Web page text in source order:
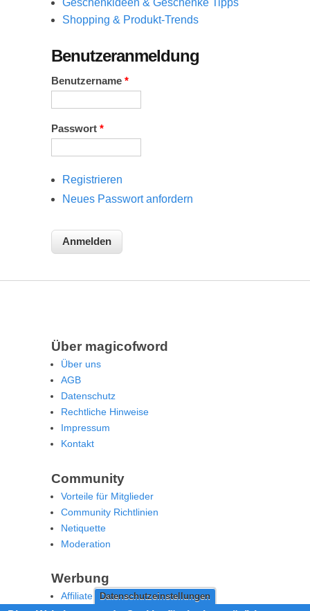
Datenschutzeinstellungen
Shopping & Produkt-Trends
Benutzeranmeldung
Benutzername *
Passwort *
Registrieren
Neues Passwort anfordern
Über magicofword
Über uns
AGB
Datenschutz
Rechtliche Hinweise
Impressum
Kontakt
Community
Vorteile für Mitglieder
Community Richtlinien
Netiquette
Moderation
Werbung
Affiliate Offenlegung